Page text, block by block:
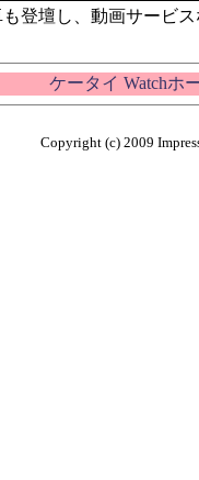
登壇し、動画サービ
ケータイ Watchホ
Copyright (c) 2009